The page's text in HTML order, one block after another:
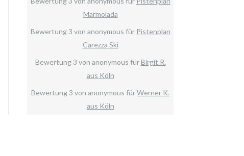
Marmolada
Bewertung3 von anonymous für Pistenplan
Carezza Ski
Bewertung3 von anonymous für Birgit R.
aus Köln
Bewertung3 von anonymous fürWerner K.
aus Köln